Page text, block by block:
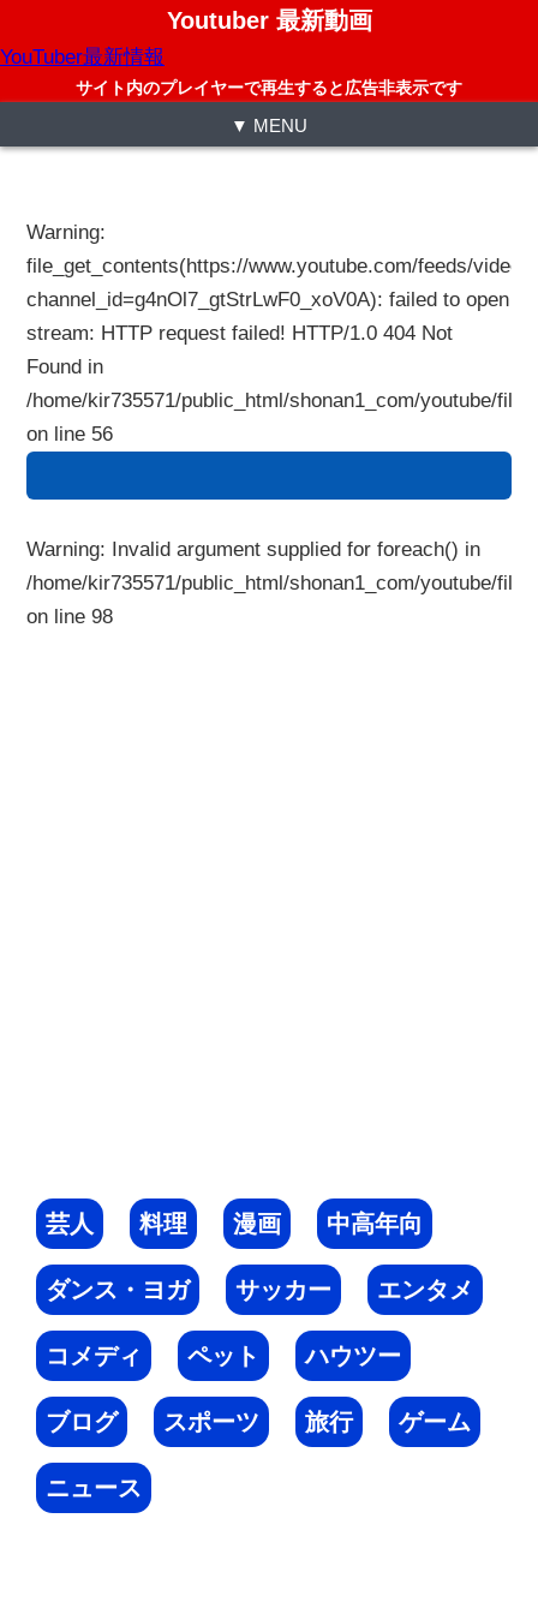
Youtuber 最新動画
YouTuber最新情報
サイト内のプレイヤーで再生すると広告非表示です
▼ MENU
Warning:
file_get_contents(https://www.youtube.com/feeds/
channel_id=g4nOl7_gtStrLwF0_xoV0A): failed to open
stream: HTTP request failed! HTTP/1.0 404 Not
Found in
/home/kir735571/public_html/shonan1_com/youtube/
on line 56
Warning: Invalid argument supplied for foreach() in
/home/kir735571/public_html/shonan1_com/youtube/
on line98
芸人 料理 漫画 中高年向
ダンス・ヨガ サッカー エンタメ
コメディ ペット ハウツー
ブログ スポーツ 旅行 ゲーム
ニュース